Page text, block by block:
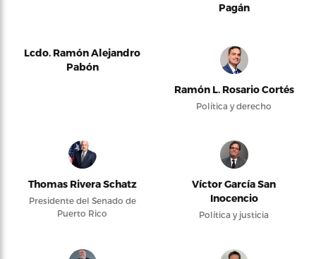
Pagán
Lcdo. Ramón Alejandro
Pabón
Ramón L. Rosario Cortés
Política y derecho
Thomas Rivera Schatz
Presidente del Senado de
Puerto Rico
Víctor García San
Inocencio
Política y justicia